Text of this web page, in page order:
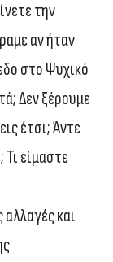
την
αν ήταν
στο Ψυχικό
Δεν ξέρουμε
έτσι; Άντε
είμαστε
και